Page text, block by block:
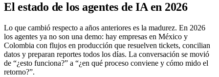
El estado de los agentes de IA en 2026
Lo que cambió respecto a años anteriores es la madurez. En 2026
los agentes ya no son una demo: hay empresas en México y
Colombia con flujos en producción que resuelven tickets, concilian
datos y preparan reportes todos los días. La conversación se movió
de “¿esto funciona?” a “¿en qué proceso conviene y cómo mido el
retorno?”.